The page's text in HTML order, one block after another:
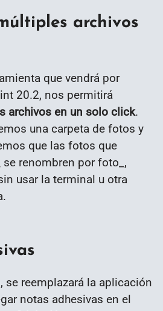
archivos
que vendrá por
20.2, nos permitirá
archivos en un solo click.
una carpeta de fotos y
que las fotos que
renombren por foto_,
usar la terminal u otra
se reemplazará la aplicación
notas adhesivas en el